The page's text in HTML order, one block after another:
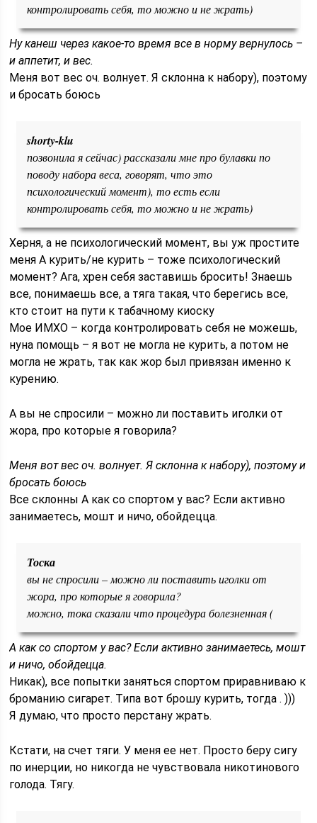
контролировать себя, то можно и не жрать)
Ну канеш через какое-то время все в норму вернулось –
и аппетит, и вес.
Меня вот вес оч. волнует. Я склонна к набору), поэтому
и бросать боюсь
shorty-klu
позвонила я сейчас) рассказали мне про булавки по
поводу набора веса, говорят, что это
психологический момент), то есть если
контролировать себя, то можно и не жрать)
Херня, а не психологический момент, вы уж простите
меняА курить/не курить – тоже психологический
момент? Ага, хрен себя заставишь бросить! Знаешь
все, понимаешь все, а тяга такая, что берегись все,
кто стоит на пути к табачному киоску
Мое ИМХО – когда контролировать себя не можешь,
нуна помощь – я вот не могла не курить, а потом не
могла не жрать, так как жор был привязан именно к
курению.
А вы не спросили – можно ли поставить иголки от
жора, про которые я говорила?
Меня вот вес оч. волнует. Я склонна к набору), поэтому и
бросать боюсь
Все склонныА как со спортом у вас? Если активно
занимаетесь, мошт и ничо, обойдецца.
Тоска
вы не спросили – можно ли поставить иголки от
жора, про которые я говорила?
можно, тока сказали что процедура болезненная (
А как со спортом у вас? Если активно занимаетесь, мошт
и ничо, обойдецца.
Никак), все попытки заняться спортом приравниваю к
броманию сигарет. Типа вот брошу курить, тогда . )))
Я думаю, что просто перстану жрать.
Кстати, на счет тяги. У меня ее нет. Просто беру сигу
по инерции, но никогда не чувствовала никотинового
голода. Тягу.